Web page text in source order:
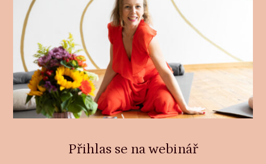
Přihlas se na webinář